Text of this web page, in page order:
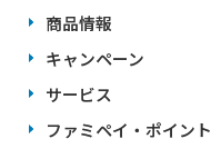
商品情報
キャンペーン
サービス
ファミペイ・ポイント